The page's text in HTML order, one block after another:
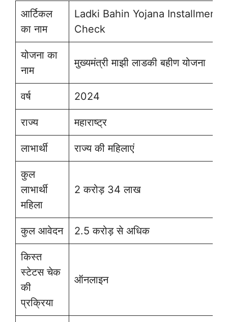
आर्टिकल
का नाम
Ladki Bahin Yojana Installment
Check
योजना का
नाम
मुख्यमंत्री माझी लाडकी बहीण योजना
वर्ष 2024
राज्य महाराष्ट्र
लाभार्थी राज्य की महिलाएं
कुल
लाभार्थी
महिला
2 करोड़ 34 लाख
कुल आवेदन 2.5 करोड़ से अधिक
किस्त
स्टेटस चेक
की
प्रक्रिया
ऑनलाइन